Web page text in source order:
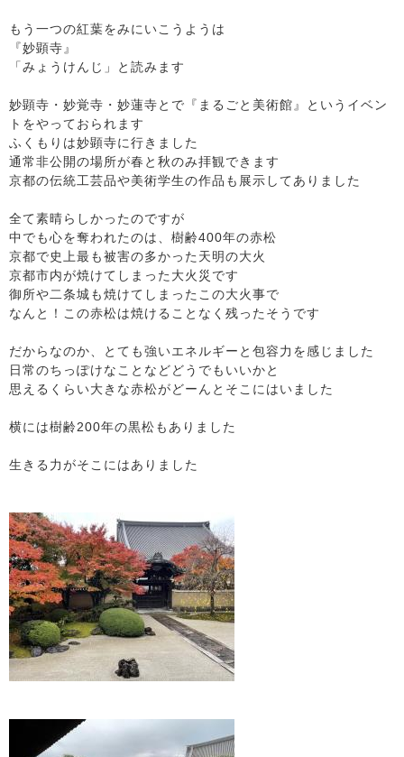
もう一つの紅葉をみにいこうようは
『妙顕寺』
「みょうけんじ」と読みます
妙顕寺・妙覚寺・妙蓮寺とで『まるごと美術館』というイベン
トをやっておられます
ふくもりは妙顕寺に行きました
通常非公開の場所が春と秋のみ拝観できます
京都の伝統工芸品や美術学生の作品も展示してありました
全て素晴らしかったのですが
中でも心を奪われたのは、樹齢400年の赤松
京都で史上最も被害の多かった天明の大火
京都市内が焼けてしまった大火災です
御所や二条城も焼けてしまったこの大火事で
なんと！この赤松は焼けることなく残ったそうです
だからなのか、とても強いエネルギーと包容力を感じました
日常のちっぽけなことなどどうでもいいかと
思えるくらい大きな赤松がどーんとそこにはいました
横には樹齢200年の黒松もありました
生きる力がそこにはありました